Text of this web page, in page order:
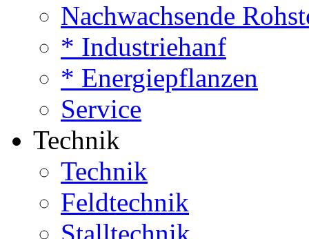
Nachwachsende
* Industriehanf
* Energiepflanzen
Service
Technik
Technik
Feldtechnik